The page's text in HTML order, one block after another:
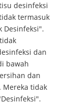
desinfeksi
termasuk
Desinfeksi".
dan
bawah
dan
Mereka tidak